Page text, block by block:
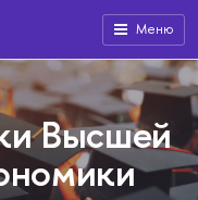
Меню
Высшей